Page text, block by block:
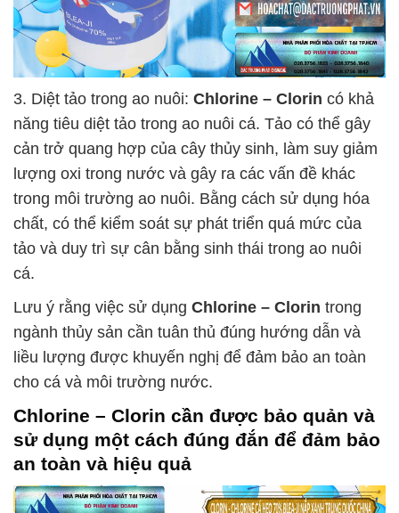
3. Diệt tảo trong ao nuôi: Chlorine – Clorin có khả
năng tiêu diệt tảo trong ao nuôi cá. Tảo có thể gây
cản trở quang hợp của cây thủy sinh, làm suy giảm
lượng oxi trong nước và gây ra các vấn đề khác
trong môi trường ao nuôi. Bằng cách sử dụng hóa
chất, có thể kiểm soát sự phát triển quá mức của
tảo và duy trì sự cân bằng sinh thái trong ao nuôi
cá.
Lưu ý rằng việc sử dụng Chlorine – Clorin trong
ngành thủy sản cần tuân thủ đúng hướng dẫn và
liều lượng được khuyến nghị để đảm bảo an toàn
cho cá và môi trường nước.
Chlorine – Clorin cần được bảo quản và
sử dụng một cách đúng đắn để đảm bảo
an toàn và hiệu quả